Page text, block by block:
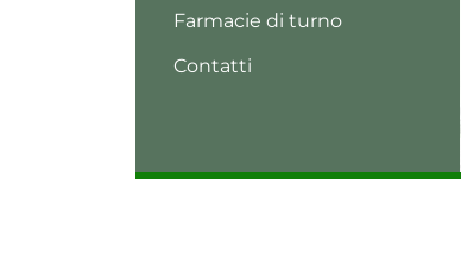
Farmacie di turno
Contatti